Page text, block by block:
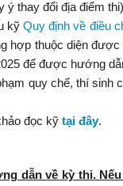
ý thay đổi địa điểm
kỹ Quy định về điều
hợp thuộc diện
để được hướng
quy chế, thí sinh
đọc kỹ tại đây.
dẫn về kỳ thi.